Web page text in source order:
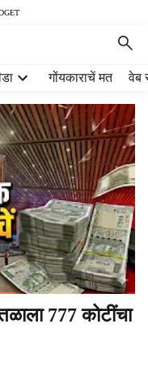
गोंयकाराचें मत वेब
777 कोटींचा